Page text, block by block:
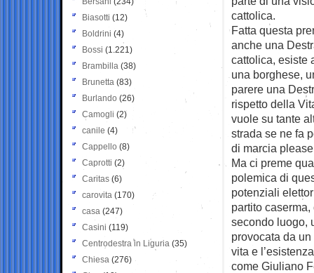
cattolica.
Fatta questa
anche una
cattolica, esiste
una borghese,
parere una
rispetto della
vuole su tante
strada se ne fa
di marcia
Ma ci preme
polemica di
potenziali
partito
secondo luogo,
provocata da
vita e
come Giuliano
Biasotti (12)
Boldrini (4)
Bossi (1.221)
Brambilla (38)
Brunetta (83)
Burlando (26)
Camogli (2)
canile (4)
Cappello (8)
Caprotti (2)
Caritas (6)
carovita (170)
casa (247)
Casini (119)
Centrodestra in Liguria (35)
Chiesa (276)